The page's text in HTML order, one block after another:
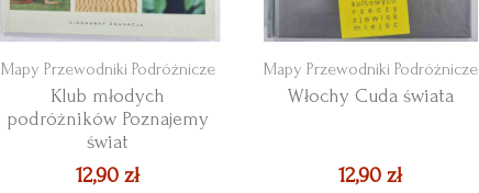
Mapy Przewodniki Podróżnicze
Klub młodych
podróżników Poznajemy
świat
12,90 zł
Mapy Przewodniki Podróżnicze
Włochy Cuda świata
12,90 zł